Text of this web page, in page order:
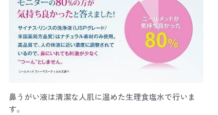
鼻うがい液は清潔な人肌に温めた生理食塩水で行いま
す。